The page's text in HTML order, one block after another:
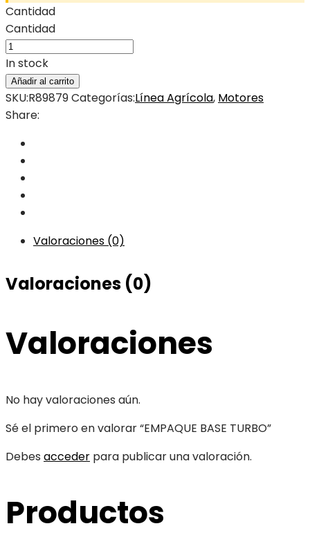
Cantidad
Cantidad
In stock
Añadir al carrito
SKU:R89879Categorías:Línea Agrícola, Motores
Share:
Valoraciones (0)
Valoraciones (0)
Valoraciones
No hay valoraciones aún.
Sé el primero en valorar “EMPAQUE BASE TURBO”
Debes acceder para publicar una valoración.
Productos